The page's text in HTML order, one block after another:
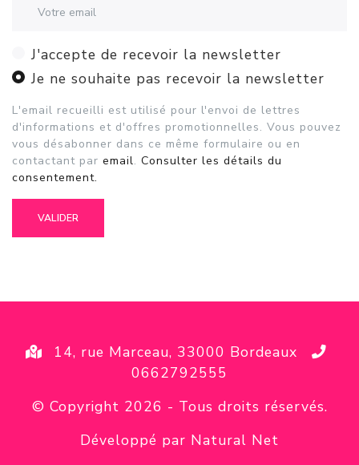
J'accepte de recevoir la newsletter
Je ne souhaite pas recevoir la newsletter
L'email recueilli est utilisé pour l'envoi de lettres
d'informations et d'offres promotionnelles. Vous pouvez
vous désabonner dans ce même formulaire ou en
contactant par email. Consulter les détails du
consentement.
14, rue Marceau, 33000 Bordeaux
0662792555
© Copyright 2026 - Tous droits réservés.
Développé par Natural Net